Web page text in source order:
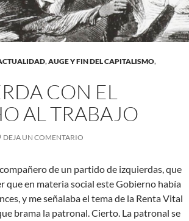
,AUGE Y FIN DEL CAPITALISMO,
CON EL
AL TRABAJO
DEJA UN COMENTARIO
de un partido de izquierdas, que
que en materia social este Gobierno había
y me señalaba el tema de la Renta Vital
brama la patronal. Cierto. La patronal se